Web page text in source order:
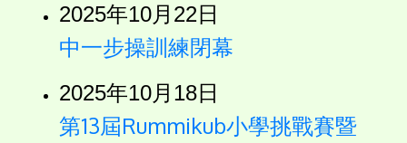
2025年10月22日
中一步操訓練閉幕
2025年10月18日
第13屆Rummikub小學挑戰賽暨